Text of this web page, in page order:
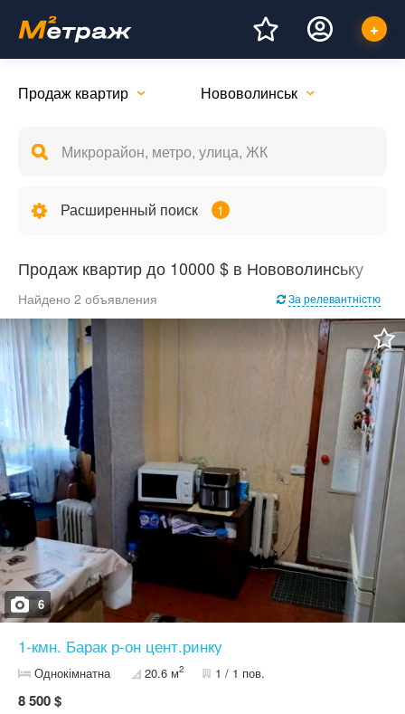
Продаж квартир Нововолинськ
Расширенный поиск 1
Продаж квартир до 10000 $ в Нововолинську
Найдено 2 объявления За релевантністю
6
1-кмн. Барак р-он цент.ринку
Однокімнатна 20.6 м2 1 / 1 пов.
8 500 $